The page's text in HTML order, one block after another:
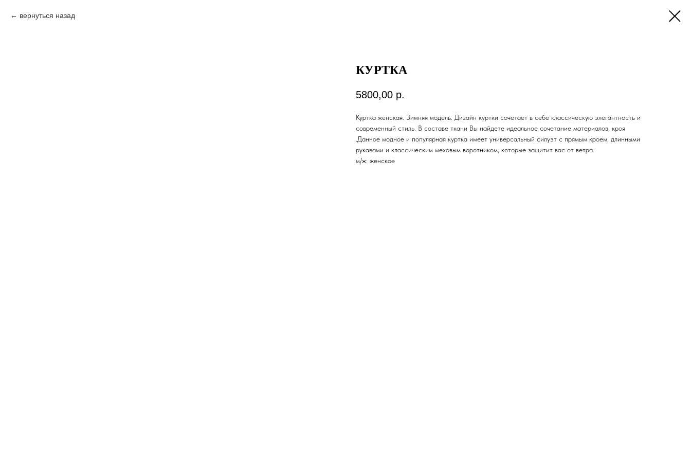
вернуться назад
КУРТКА
5800,00 р.
Куртка женская. Зимняя модель. Дизайн куртки сочетает в себе классическую элегантность и
современный стиль. В составе ткани Вы найдете идеальное сочетание материалов, кроя
.Данное модное и популярная куртка имеет универсальный силуэт с прямым кроем, длинными
рукавами и классическим меховым воротником, которые защитит вас от ветра.
м/ж: женское